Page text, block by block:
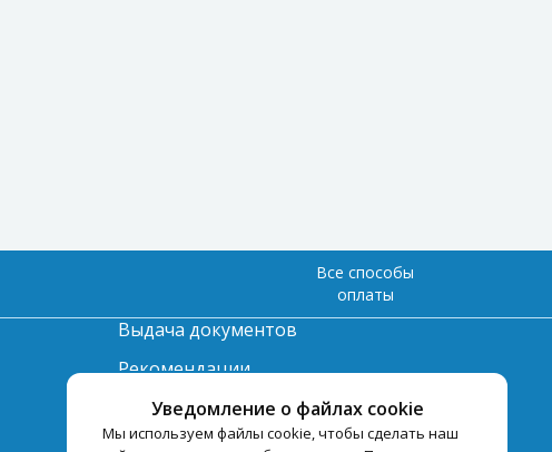
Уведомление о файлах cookie
Мы используем файлы cookie, чтобы сделать наш
Все способы
оплаты
Выдача документов
Рекомендации
Вопрос-ответ
Счет и оплата